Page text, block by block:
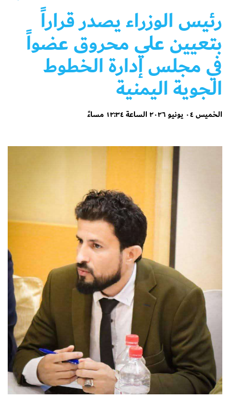
رئيس الوزراء يصدر قراراً
بتعيين علي محروق عضواً
في مجلس إدارة الخطوط
الجوية اليمنية
الخميس ٠٤ يونيو ٢٠٢٦ الساعة ١٢:٣٤ مساءً